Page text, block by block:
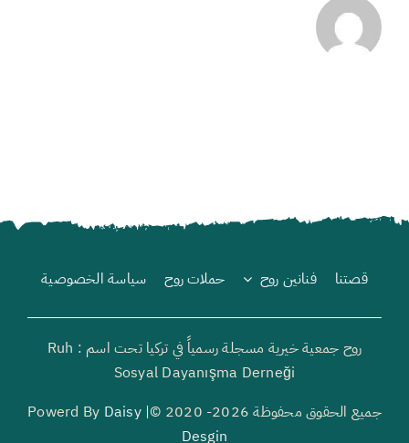
قصتنا فنانين روح حملات روح سياسة الخصوصية
روح جمعية خيرية مسجلة رسمياً في تركيا تحت اسم : Ruh
Sosyal Dayanışma Derneği
جميع الحقوق محفوظة 2026- 2020 ©| Powerd By
Daisy
Desgin